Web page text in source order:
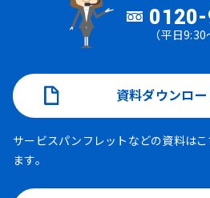
（平日9:30
資料ダウンロ
サービスパンフレットなどの資料は
ます。